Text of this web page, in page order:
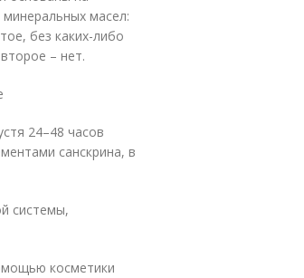
масел:
без каких-либо
– нет.
24–48 часов
санскрина, в
системы,
косметики